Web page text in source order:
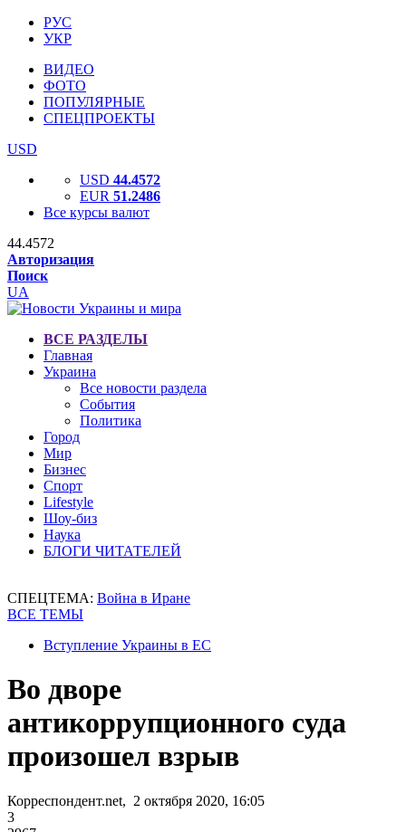
РУС
УКР
ВИДЕО
ФОТО
ПОПУЛЯРНЫЕ
СПЕЦПРОЕКТЫ
USD
USD 44.4572
EUR 51.2486
Все курсы валют
44.4572
Авторизация
Поиск
UA
ВСЕ РАЗДЕЛЫ
Главная
Украина
Все новости раздела
События
Политика
Город
Мир
Бизнес
Спорт
Lifestyle
Шоу-биз
Наука
БЛОГИ ЧИТАТЕЛЕЙ
СПЕЦТЕМА: Война в Иране
ВСЕ ТЕМЫ
Вступление Украины в ЕС
Во дворе
антикоррупционного суда
произошел взрыв
Корреспондент.net, 2 октября 2020, 16:05
3